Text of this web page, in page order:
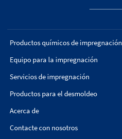
Productos químicos de impregnación
Equipo para la impregnación
Servicios de impregnación
Productos para el desmoldeo
Acerca de
Contacte con nosotros